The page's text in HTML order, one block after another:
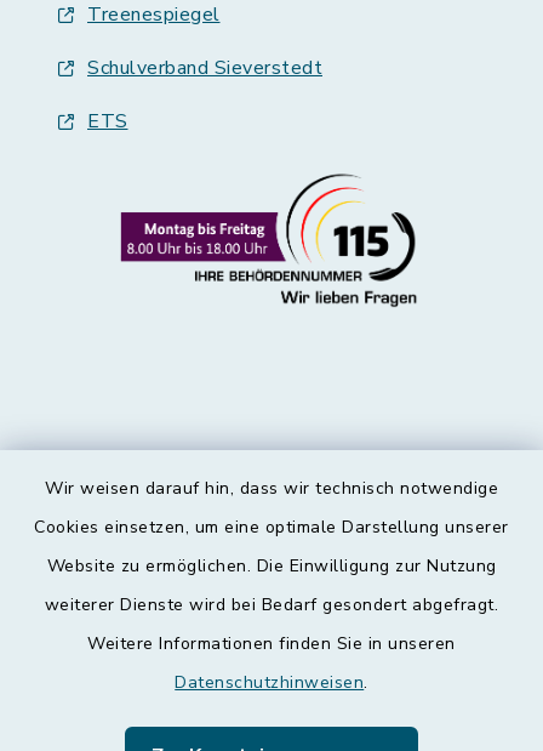
Wir weisen darauf hin, dass wir technisch notwendige
Cookies einsetzen, um eine optimale Darstellung unserer
Website zu ermöglichen. Die Einwilligung zur Nutzung
weiterer Dienste wird bei Bedarf gesondert abgefragt.
Weitere Informationen finden Sie in unseren
Datenschutzhinweisen.
Treenespiegel
Schulverband Sieverstedt
ETS
Kontakt
Datenschutz